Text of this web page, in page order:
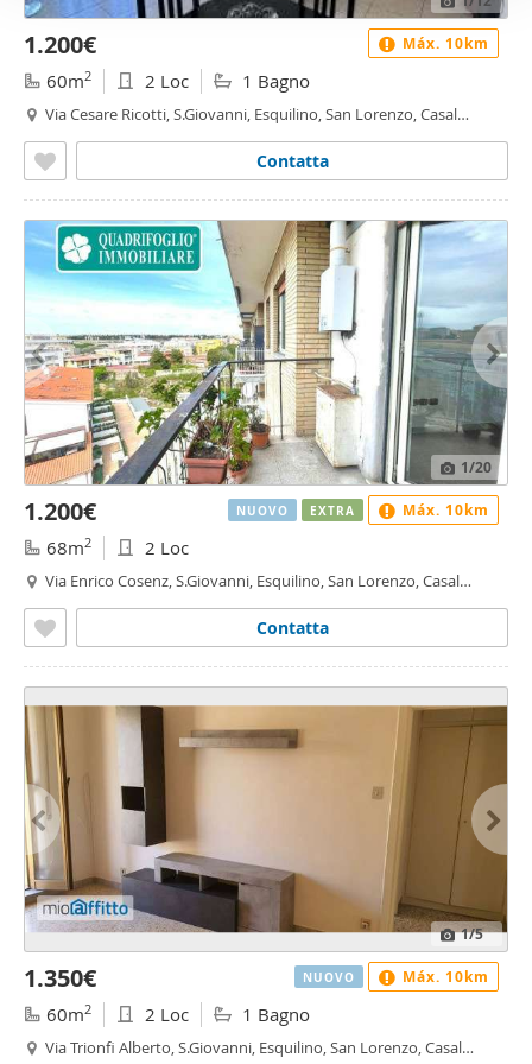
1.200€
60m2 2 Loc 1 Bagno
Via Cesare Ricotti, S.Giovanni, Esquilino, San Lorenzo, Casal
Contatta
Máx. 10km
1/20
1.200€
68m2 2 Loc
Via Enrico Cosenz, S.Giovanni, Esquilino, San Lorenzo, Casal
Contatta
NUOVO EXTRA Máx. 10km
1/5
1.350€
60m2 2 Loc 1 Bagno
Via Trionfi Alberto, S.Giovanni, Esquilino, San Lorenzo, Casal
NUOVO Máx. 10km